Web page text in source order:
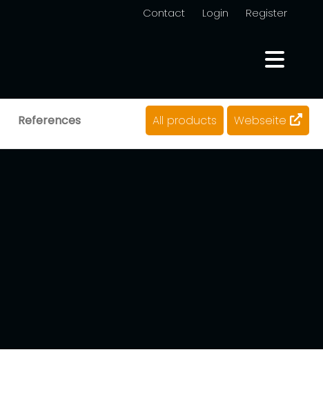
Contact Login Register
References All products Webseite